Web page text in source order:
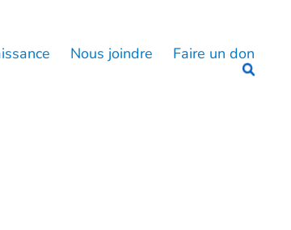
Nous joindre Faire un don